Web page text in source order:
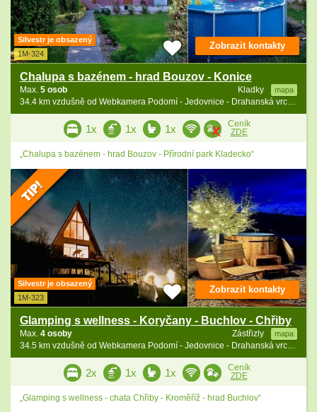
Silvestr je obsazený
1M-324
Chalupa s bazénem - hrad Bouzov - Konice
Kladky mapa
Max. 5 osob
34.4 km vzdušně od Webkamera Podomí - Jedovnice - Drahanská vrchovina
Zobrazit kontakty
1x 1x 1x
Ceník
ZDE
„Chalupa s bazénem - hrad Bouzov - Přírodní park Kladecko“
Silvestr je obsazený
1M-323
Glamping s wellness - Koryčany - Buchlov - Chřiby
Zástřizly mapa
Max. 4 osoby
34.5 km vzdušně od Webkamera Podomí - Jedovnice - Drahanská vrchovina
Zobrazit kontakty
2x 1x 1x
Ceník
ZDE
„Glamping s wellness - chata Chřiby - Kroměříž - hrad Buchlov“